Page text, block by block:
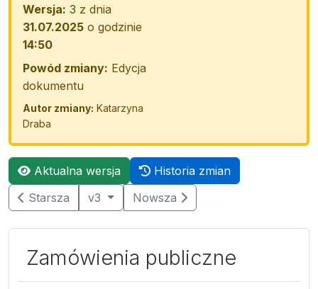
Wersja: 3 z dnia
31.07.2025 o godzinie
14:50
Powód zmiany: Edycja
dokumentu
Autor zmiany: Katarzyna
Draba
Aktualna wersja
Historia zmian
Starsza
v3 Nowsza
Zamówienia publiczne